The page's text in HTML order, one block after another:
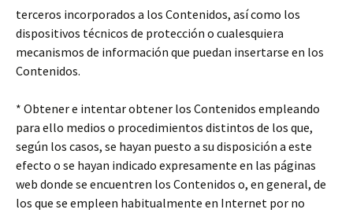
terceros incorporados a los Contenidos, así como los
dispositivos técnicos de protección o cualesquiera
mecanismos de información que puedan insertarse en los
Contenidos.
* Obtener e intentar obtener los Contenidos empleando
para ello medios o procedimientos distintos de los que,
según los casos, se hayan puesto a su disposición a este
efecto o se hayan indicado expresamente en las páginas
web donde se encuentren los Contenidos o, en general, de
los que se empleen habitualmente en Internet por no